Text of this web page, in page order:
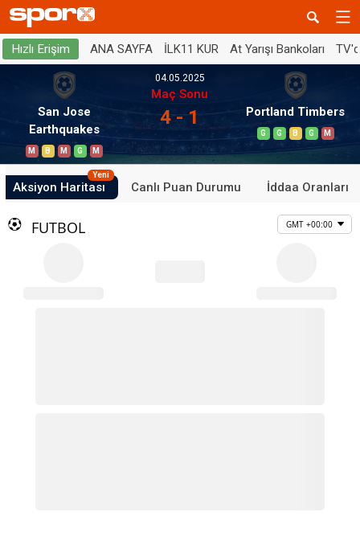
Hızlı Erişim ANA SAYFA İLK11 KUR At Yarışı Bankoları
San Jose
Earthquakes
M B M G M
04.05.2025
Maç Sonu
4 - 1 Portland Timbers
G G B G M
Aksiyon Haritası
Yeni
Canlı Puan Durumu İddaa Oranları
FUTBOL GMT +00:00